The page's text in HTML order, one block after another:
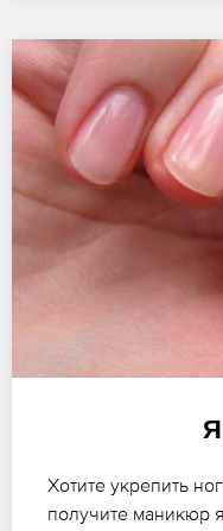
Хотите укрепить
получите маникюр